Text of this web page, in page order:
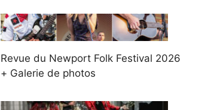
Revue du Newport Folk Festival 2026
+ Galerie de photos